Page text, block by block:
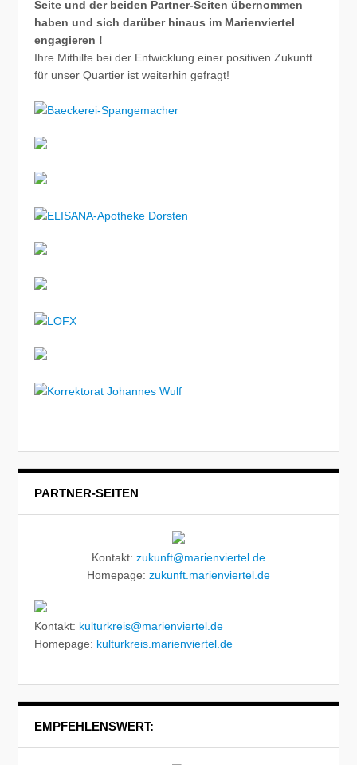
Seite und der beiden Partner-Seiten übernommen
haben und sich darüber hinaus im Marienviertel
engagieren !
Ihre Mithilfe bei der Entwicklung einer positiven Zukunft
für unser Quartier ist weiterhin gefragt!
PARTNER-SEITEN
Kontakt: zukunft@marienviertel.de
Homepage: zukunft.marienviertel.de
Kontakt: kulturkreis@marienviertel.de
Homepage: kulturkreis.marienviertel.de
EMPFEHLENSWERT: